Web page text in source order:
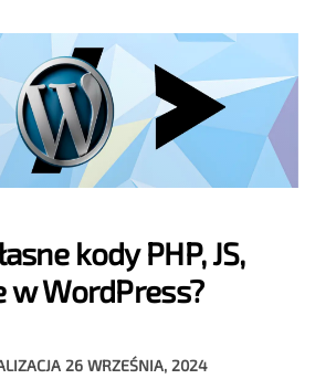
kody PHP, JS,
w WordPress?
26 WRZEŚNIA, 2024